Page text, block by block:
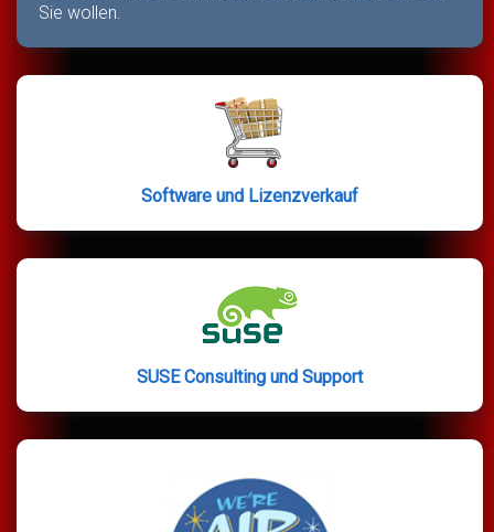
Sie wollen.
Software und Lizenzverkauf
SUSE Consulting und Support